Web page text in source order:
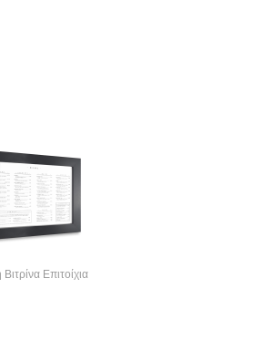
Επιτοίχια